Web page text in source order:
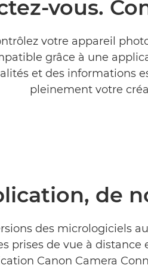
vous.
votre appareil
grâce à une
et des informations
pleinement votre
de
des micrologiciels
prises de vue à
Canon Camera